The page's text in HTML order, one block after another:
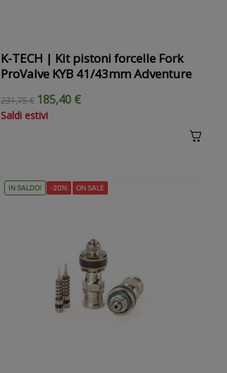
K-TECH | Kit pistoni forcelle Fork
ProValve KYB 41/43mm Adventure
231,75 € 185,40 €
Saldi estivi
IN SALDO! -20% ON SALE